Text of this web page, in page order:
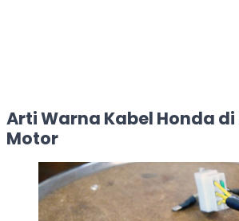
Arti Warna Kabel Honda
Motor